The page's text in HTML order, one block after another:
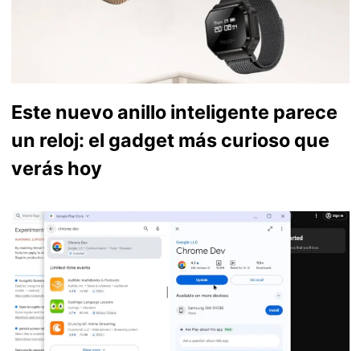
Este nuevo anillo inteligente parece
un reloj: el gadget más curioso que
verás hoy